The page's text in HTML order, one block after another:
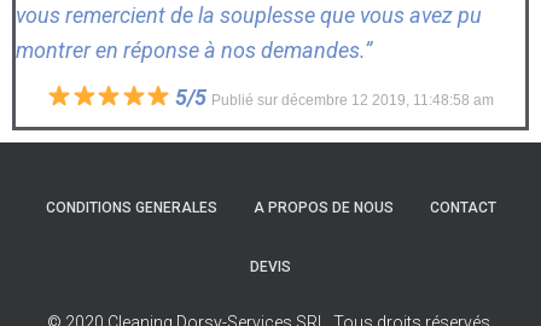
vous remercient de la souplesse que vous avez pu
montrer en réponse à nos demandes.”
5/5 Publié sur décembre 12 2019, 11:48:58 am
CONDITIONS GENERALES A PROPOS DE NOUS CONTACT
DEVIS